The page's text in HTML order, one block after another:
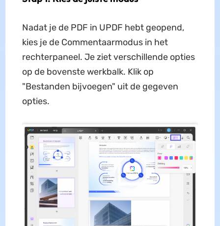
Nadat je de PDF in UPDF hebt geopend,
kies je de Commentaarmodus in het
rechterpaneel. Je ziet verschillende opties
op de bovenste werkbalk. Klik op
"Bestanden bijvoegen" uit de gegeven
opties.